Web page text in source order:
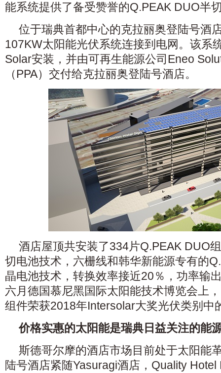
能系统提供了备受赞誉的Q.PEAK DUO半
位于瑞典首都中心的克拉丽奥登陆号酒
107KW太阳能光伏系统连接到电网。该系
Solar安装，并由可再生能源公司Eneo
（PPA）交付给克拉丽奥登陆号酒店。
酒店屋顶共安装了334片Q.PEAK DUO
切电池技术，六栅线和韩华新能源专有的
晶电池技术，转换效率接近20％，功率输
六月德国慕尼黑国际太阳能技术博览会上
组件荣获2018年Intersolar大奖光伏类别中
价格实惠的太阳能是瑞典日益关注的能
斯德哥尔摩的酒店市场目前处于太阳能
陆号酒店紧随Yasuragi酒店，Quality